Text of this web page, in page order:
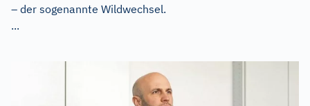
– der sogenannte Wildwechsel.
...